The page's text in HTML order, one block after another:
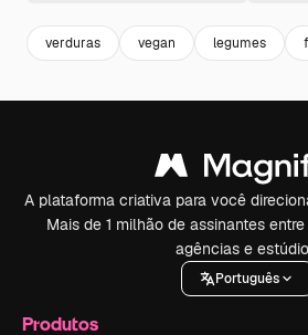
verduras vegan legumes
A plataforma criativa para você
Mais de 1 milhão de assinantes
agências e
Português
Produtos